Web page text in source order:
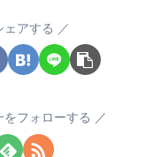
ェアする
をフォローする